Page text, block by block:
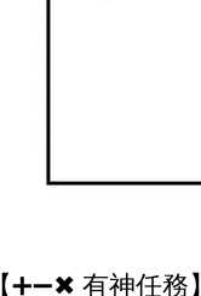
【➕➖✖ 有神任務】